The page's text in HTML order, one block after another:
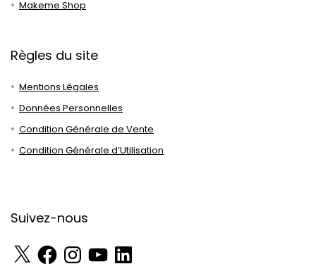
Makeme Shop
Règles du site
Mentions Légales
Données Personnelles
Condition Générale de Vente
Condition Générale d’Utilisation
Suivez-nous
X FacebookInstagramYouTubeLinkedIn